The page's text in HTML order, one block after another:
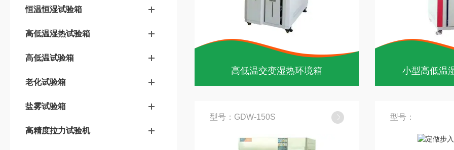
恒温恒湿试验箱
高低温湿热试验箱
高低温试验箱
老化试验箱
盐雾试验箱
高精度拉力试验机
高低温交变湿热环境箱 小型高低温
型号：GDW-150S 型号：